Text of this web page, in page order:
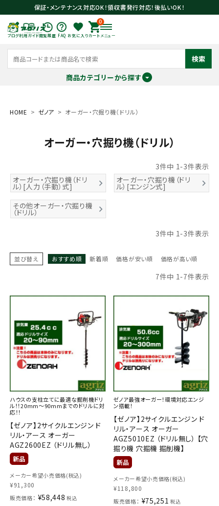
保証・メンテナンス対応OK！領収書発行対応！後払いOK！
ブログ利用ガイド閲覧履歴 FAQ お気に入り
0
カート メニュー
検索
商品カテゴリーから探す
meeting_room ログイン person 会員登録
search
閲覧履歴一覧
作業用品
補修部品
ブログ
利用ガイド FAQ
HOME ゼノア オーガー・穴掘り機（ドリル）
オーガー・穴掘り機（ドリル）
3件中 1-3件表示
オーガー・穴掘り機（ドリ
ル）[人力（手動）式]
オーガー・穴掘り機（ドリ
ル）[エンジン式]
その他オーガー・穴掘り機
（ドリル）
3件中 1-3件表示
並び替え おすすめ順 新着順 価格が安い順 価格が高い順
7件中 1-7件表示
ハウスの支柱立てに最適な掘削機ドリ
ル！！20mm～90mmまでのドリルに対
応！！
【ゼノア】2サイクルエンジン ド
リル・アース オーガー
AGZ2600EZ （ドリル無し）
メーカー希望小売価格(税込)
¥91,300
販売価格： ¥58,448 税込
ゼノア最強オーガー！環境対応エンジ
ン搭載！
【ゼノア】2サイクルエンジン ド
リル・アース オーガー
AGZ5010EZ （ドリル無し） 【穴
掘り機 穴掘機 掘削機】
メーカー希望小売価格(税込)
¥118,800
販売価格： ¥75,251 税込